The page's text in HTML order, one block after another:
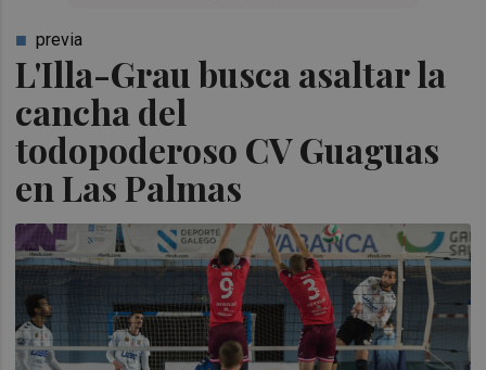
L'Illa-Grau busca asaltar la
cancha del
todopoderoso CV Guaguas
en Las Palmas
previa